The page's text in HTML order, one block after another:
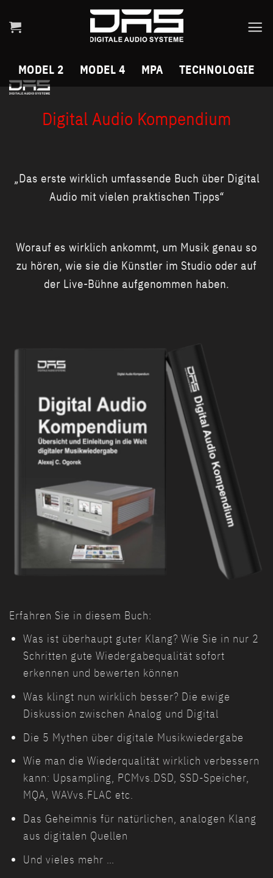
to
MODEL 2
MODEL 4 MPA TECHNOLOGIE
Digital Audio Kompendium
„Das erste wirklich umfassende Buch über Digital
Audio mit vielen praktischen Tipps“
Worauf es wirklich ankommt, um Musik genau so
zu hören, wie sie die Künstler im Studio oder auf
der Live-Bühne aufgenommen haben.
Erfahren Sie in diesem Buch:
Was ist überhaupt guter Klang? Wie Sie in nur 2
Schritten gute Wiedergabequalität sofort
erkennen und bewerten können
Was klingt nun wirklich besser? Die ewige
Diskussion zwischen Analog und Digital
Die 5 Mythen über digitale Musikwiedergabe
Wie man die Wiederqualität wirklich verbessern
kann: Upsampling, PCMvs.DSD, SSD-Speicher,
MQA, WAVvs.FLAC etc.
Das Geheimnis für natürlichen, analogen Klang
aus digitalen Quellen
Und vieles mehr …